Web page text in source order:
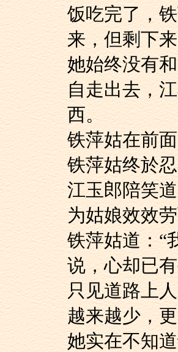
饭吃完
来，但剩下
她始终
自走出去，
西。
铁萍姑在
铁萍姑终
江玉郎陪
为姑娘效效
铁萍姑道
说，心却已
只见道
越来越少，
她实在